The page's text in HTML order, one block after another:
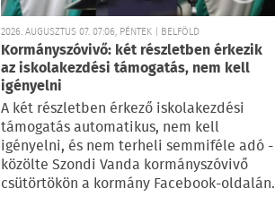
2026. AUGUSZTUS 07. 07:06, PÉNTEK | BELFÖLD
Kormányszóvivő: két részletben érkezik
az iskolakezdési támogatás, nem kell
igényelni
A két részletben érkező iskolakezdési
támogatás automatikus, nem kell
igényelni, és nem terheli semmiféle adó -
közölte Szondi Vanda kormányszóvivő
csütörtökön a kormány Facebook-oldalán.